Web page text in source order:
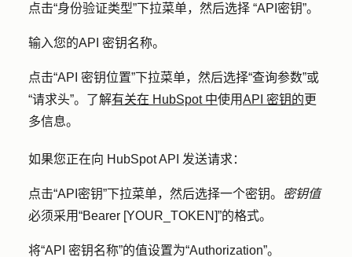
点击“身份验证类型”下拉菜单，然后选择 “API密钥”。
输入您的API 密钥名称。
点击“API 密钥位置”下拉菜单，然后选择“查询参数”或
“请求头”。了解有关在 HubSpot 中使用API 密钥的更
多信息。
如果您正在向 HubSpot API 发送请求：
点击“API密钥”下拉菜单，然后选择一个密钥。
密钥值
必须采用“Bearer [YOUR_TOKEN]”的格式。
将“API 密钥名称”的值设置为“Authorization”。